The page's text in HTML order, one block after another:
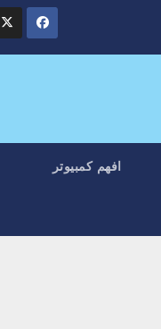
افهم كمبيوتر